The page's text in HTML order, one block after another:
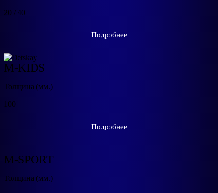
20 / 40
Подробнее
M-KIDS
Толщина (мм.)
100
Подробнее
M-SPORT
Толщина (мм.)